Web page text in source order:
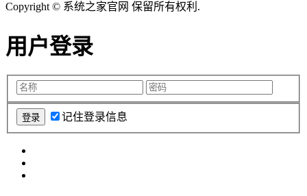
Copyright © 系统之家官网 保留所有权利.
用户登录
记住登录信息